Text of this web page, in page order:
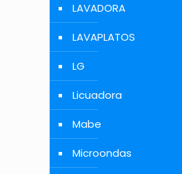
LAVADORA
LAVAPLATOS
LG
Licuadora
Mabe
Microondas